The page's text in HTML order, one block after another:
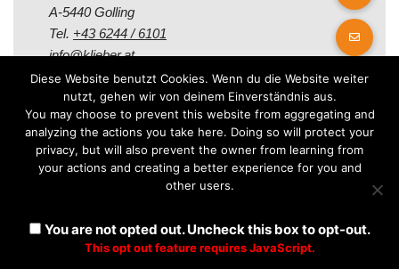
A-5440 Golling
Tel. +43 6244 / 6101
info@klieber.at
Öffungszeiten
Montag - Freitag:
08.00 - 12.00 Uhr
08.30 - 12.30 Uhr
Diese Website benutzt Cookies. Wenn du die Website weiter
nutzt, gehen wir von deinem Einverständnis aus.
You may choose to prevent this website from aggregating and
analyzing the actions you take here. Doing so will protect your
privacy, but will also prevent the owner from learning from
your actions and creating a better experience for you and
other users.
You are not opted out. Uncheck this box to opt-out.
This opt out feature requires JavaScript.